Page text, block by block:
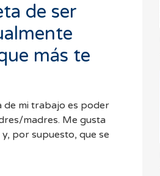
de ser
más te
de mi trabajo es poder
madres. Me gusta
por supuesto, que se